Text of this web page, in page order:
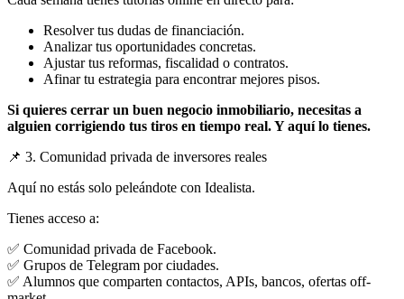
Resolver tus dudas de financiación.
Analizar tus oportunidades concretas.
Ajustar tus reformas, fiscalidad o contratos.
Afinar tu estrategia para encontrar mejores pisos.
Si quieres cerrar un buen negocio inmobiliario, necesitas a
alguien corrigiendo tus tiros en tiempo real. Y aquí lo tienes.
📌 3. Comunidad privada de inversores reales
Aquí no estás solo peleándote con Idealista.
Tienes acceso a:
✅ Comunidad privada de Facebook.
✅ Grupos de Telegram por ciudades.
✅ Alumnos que comparten contactos, APIs, bancos, ofertas off-